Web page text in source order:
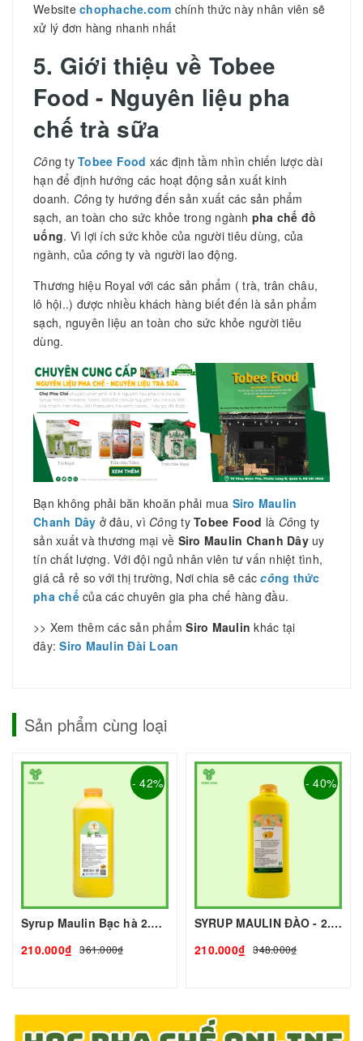
Website chophache.com chính thức này nhân viên sẽ
xử lý đơn hàng nhanh nhất
5. Giới thiệu về Tobee
Food - Nguyên liệu pha
chế trà sữa
Công ty Tobee Food xác định tầm nhìn chiến lược dài
hạn để định hướng các hoạt động sản xuất kinh
doanh. Công ty hướng đến sản xuất các sản phẩm
sạch, an toàn cho sức khỏe trong ngành pha chế đồ
uống. Vì lợi ích sức khỏe của người tiêu dùng, của
ngành, của công ty và người lao động.
Thương hiệu Royal với các sản phẩm ( trà, trân châu,
lô hội..) được nhiều khách hàng biết đến là sản phẩm
sạch, nguyên liệu an toàn cho sức khỏe người tiêu
dùng.
Bạn không phải băn khoăn phải mua Siro Maulin
Chanh Dây ở đâu, vì Công ty Tobee Food là Công ty
sản xuất và thương mại về Siro Maulin Chanh Dây uy
tín chất lượng. Với đội ngủ nhân viên tư vấn nhiệt tình,
giá cả rẻ so với thị trường, Nơi chia sẽ cáccông thức
pha chếcủa các chuyên gia pha chế hàng đầu.
>> Xem thêm các sản phẩmSiro Maulinkhác tại
đây:Siro Maulin Đài Loan
Sản phẩm cùng loại
- 42%
Syrup Maulin Bạc hà 2.5kg I Nguyên Liệu Pha Chế - Tobee Food
210.000₫
361.000₫
- 40%
SYRUP MAULIN ĐÀO - 2.5kg - MAULIN | Nguyên liệu pha chế - TOBEE FOOD
210.000₫
348.000₫